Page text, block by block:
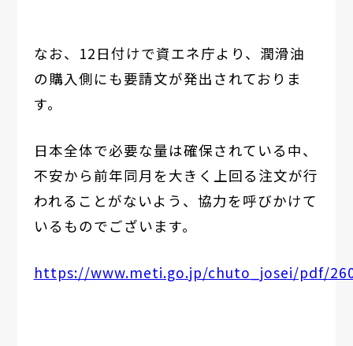
なお、12日付けで資エネ庁より、潤滑油
の購入側にも要請文が発出されておりま
す。
日本全体で必要な量は確保されている中、
不安から前年同月を大きく上回る注文が行
われることがないよう、協力を呼びかけて
いるものでございます。
https://www.meti.go.jp/chuto_josei/pdf/